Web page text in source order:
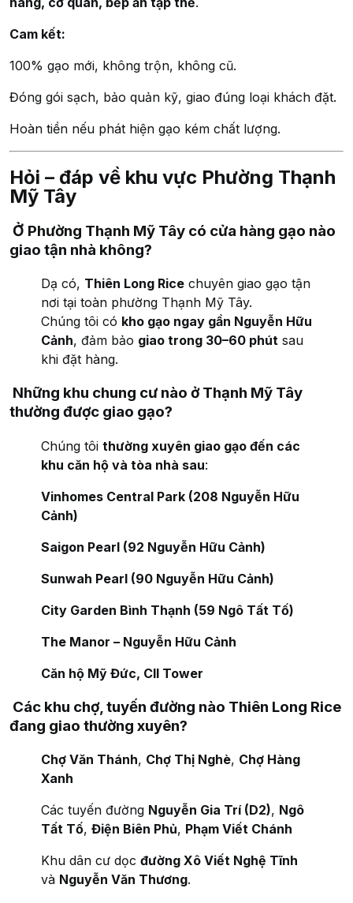
Cam kết:
100% gạo mới, không trộn, không cũ.
Đóng gói sạch, bảo quản kỹ, giao đúng loại khách đặt.
Hoàn tiền nếu phát hiện gạo kém chất lượng.
Hỏi – đáp về khu vực Phường Thạnh
Mỹ Tây
Ở Phường Thạnh Mỹ Tây có cửa hàng gạo nào
giao tận nhà không?
Dạ có, Thiên Long Rice chuyên giao gạo tận
nơi tại toàn phường Thạnh Mỹ Tây.
Chúng tôi có kho gạo ngay gần Nguyễn Hữu
Cảnh, đảm bảo giao trong 30–60 phút sau
khi đặt hàng.
Những khu chung cư nào ở Thạnh Mỹ Tây
thường được giao gạo?
Chúng tôi thường xuyên giao gạo đến các
khu căn hộ và tòa nhà sau:
Vinhomes Central Park (208 Nguyễn Hữu
Cảnh)
Saigon Pearl (92 Nguyễn Hữu Cảnh)
Sunwah Pearl (90 Nguyễn Hữu Cảnh)
City Garden Bình Thạnh (59 Ngô Tất Tố)
The Manor – Nguyễn Hữu Cảnh
Căn hộ Mỹ Đức, CII Tower
Các khu chợ, tuyến đường nào Thiên Long Rice
đang giao thường xuyên?
Chợ Văn Thánh, Chợ Thị Nghè, Chợ Hàng
Xanh
Các tuyến đường Nguyễn Gia Trí (D2), Ngô
Tất Tố, Điện Biên Phủ, Phạm Viết Chánh
Khu dân cư dọc đường Xô Viết Nghệ Tĩnh
và Nguyễn Văn Thương.